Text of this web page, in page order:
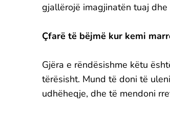
gjallërojë imagjinatën tuaj
Çfarë të bëjmë kur kemi
Gjëra e rëndësishme këtu
tërësisht. Mund të doni të
udhëheqje, dhe të mendoni